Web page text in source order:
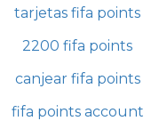
tarjetas fifa points
2200 fifa points
canjear fifa points
fifa points account